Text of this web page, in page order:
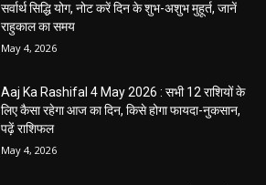
सर्वार्थ सिद्धि योग, नोट करें दिन के शुभ-अशुभ मुहूर्त, जानें
राहुकाल का समय
May 4, 2026
Aaj Ka Rashifal 4 May 2026 : सभी 12 राशियों के
लिए कैसा रहेगा आज का दिन, किसे होगा फायदा-नुकसान,
पढ़ें राशिफल
May 4, 2026